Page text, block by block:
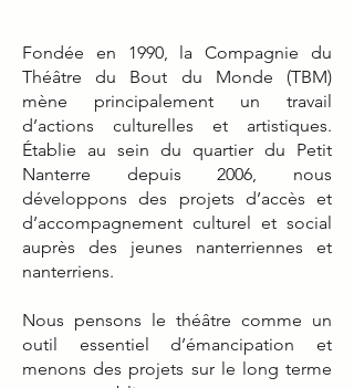
Fondée en 1990, la Compagnie du
Théâtre du Bout du Monde (TBM)
mène principalement un travail
d’actions culturelles et artistiques.
Établie au sein du quartier du Petit
Nanterre depuis 2006, nous
développons des projets d’accès et
d’accompagnement culturel et social
auprès des jeunes nanterriennes et
nanterriens.
Nous pensons le théâtre comme un
outil essentiel d’émancipation et
menons des projets sur le long terme